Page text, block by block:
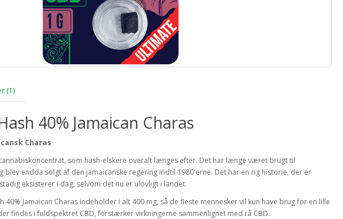
(1)
40% Jamaican Charas
Charas
som hash-elskere overalt længes efter. Det har længe været brugt til
blev endda solgt af den jamaicanske regering indtil 1980'erne. Det har en rig historie, der er
eksisterer i dag, selvom det nu er ulovligt i landet.
40% Jamaican Charas indeholder i alt 400 mg, så de fleste mennesker vil kun have brug for en lille
findes i fuldspektret CBD, forstærker virkningerne sammenlignet med rå CBD.